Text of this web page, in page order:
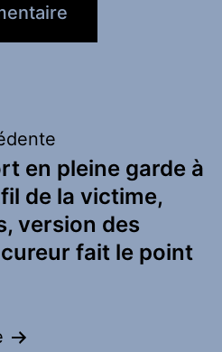
en pleine garde à
de la victime,
version des
fait le point